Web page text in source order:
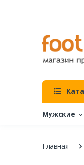
Мужские
Главная